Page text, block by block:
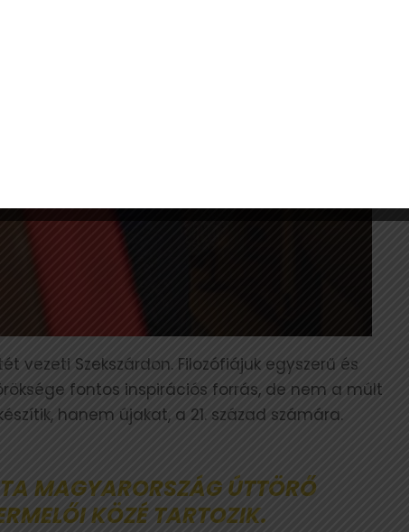
vezeti Szekszárdon. Filozófiájuk egyszerű és
fontos inspirációs forrás, de nem a múlt
hanem újakat, a 21. század számára.
MAGYARORSZÁG ÚTTÖRŐ
KÖZÉ TARTOZIK.